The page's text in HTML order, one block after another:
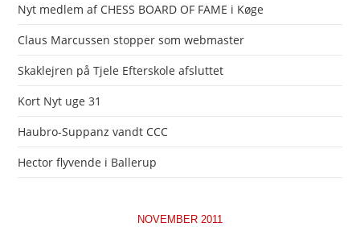
Nyt medlem af CHESS BOARD OF FAME i Køge
Claus Marcussen stopper som webmaster
Skaklejren på Tjele Efterskole afsluttet
Kort Nyt uge 31
Haubro-Suppanz vandt CCC
Hector flyvende i Ballerup
NOVEMBER 2011